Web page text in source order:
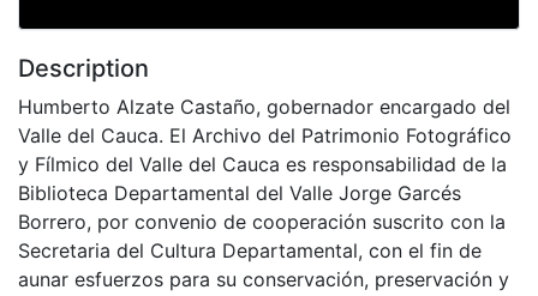
Description
Humberto Alzate Castaño, gobernador encargado del
Valle del Cauca. El Archivo del Patrimonio Fotográfico
y Fílmico del Valle del Cauca es responsabilidad de la
Biblioteca Departamental del Valle Jorge Garcés
Borrero, por convenio de cooperación suscrito con la
Secretaria del Cultura Departamental, con el fin de
aunar esfuerzos para su conservación, preservación y